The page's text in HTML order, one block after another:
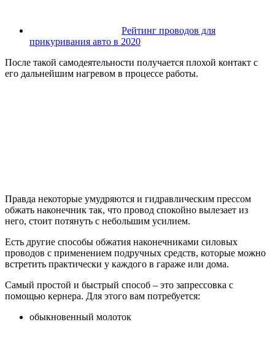
Рейтинг проводов для
прикуривания авто в 2020
После такой самодеятельности получается плохой контакт с
его дальнейшим нагревом в процессе работы.
Правда некоторые умудряются и гидравлическим прессом
обжать наконечник так, что провод спокойно вылезает из
него, стоит потянуть с небольшим усилием.
Есть другие способы обжатия наконечниками силовых
проводов с применением подручных средств, которые можно
встретить практически у каждого в гараже или дома.
Самый простой и быстрый способ – это запрессовка с
помощью кернера. Для этого вам потребуется:
обыкновенный молоток